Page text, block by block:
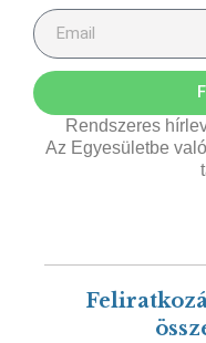
Rendszeres
Az Egyesületbe